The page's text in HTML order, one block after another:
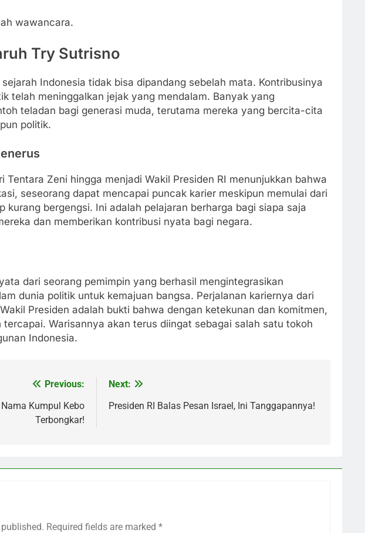
wawancara.
Try Sutrisno
Indonesia tidak bisa dipandang sebelah mata. Kontribusinya
telah meninggalkan jejak yang mendalam. Banyak yang
teladan bagi generasi muda, terutama mereka yang bercita-cita
politik.
Tentara Zeni hingga menjadi Wakil Presiden RI menunjukkan bahwa
seseorang dapat mencapai puncak karier meskipun memulai dari
kurang bergengsi. Ini adalah pelajaran berharga bagi siapa saja
dan memberikan kontribusi nyata bagi negara.
dari seorang pemimpin yang berhasil mengintegrasikan
dunia politik untuk kemajuan bangsa. Perjalanan kariernya dari
Presiden adalah bukti bahwa dengan ketekunan dan komitmen,
Warisannya akan terus diingat sebagai salah satu tokoh
Indonesia.
Previous:
Kumpul Kebo
Terbongkar!
Next:
Presiden RI Balas Pesan Israel, Ini Tanggapannya!
Required fields are marked *